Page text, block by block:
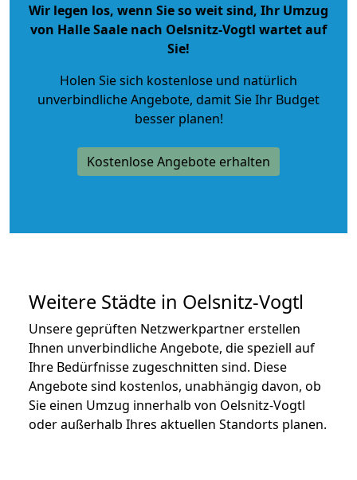
Wir legen los, wenn Sie so weit sind, Ihr Umzug
von Halle Saale nach Oelsnitz-Vogtl wartet auf
Sie!
Holen Sie sich kostenlose und natürlich
unverbindliche Angebote, damit Sie Ihr Budget
besser planen!
Kostenlose Angebote erhalten
Weitere Städte in Oelsnitz-Vogtl
Unsere geprüften Netzwerkpartner erstellen
Ihnen unverbindliche Angebote, die speziell auf
Ihre Bedürfnisse zugeschnitten sind. Diese
Angebote sind kostenlos, unabhängig davon, ob
Sie einen Umzug innerhalb von Oelsnitz-Vogtl
oder außerhalb Ihres aktuellen Standorts planen.